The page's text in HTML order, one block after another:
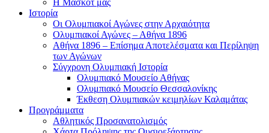
Ιστορία
Οι Ολυμπιακοί Αγώνες στην Αρχαιότητα
Ολυμπιακοί Αγώνες – Αθήνα 1896
Αθήνα 1896 – Επίσημα Αποτελέσματα και Περίληψη
των Αγώνων
Σύγχρονη Ολυμπιακή Ιστορία
Ολυμπιακό Μουσείο Αθήνας
Ολυμπιακό Μουσείο Θεσσαλονίκης
Έκθεση Ολυμπιακών κειμηλίων Καλαμάτας
Προγράμματα
Αθλητικός Προσανατολισμός